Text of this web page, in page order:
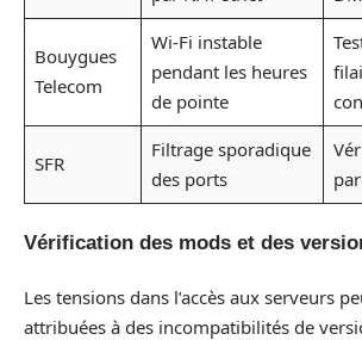
Bouygues
Telecom
Wi-Fi instable
pendant les heures
de pointe
SFR
Filtrage sporadique
des ports
Vérification des mods et des
Les tensions dans l’accès aux serveurs
attribuées à des incompatibilités de